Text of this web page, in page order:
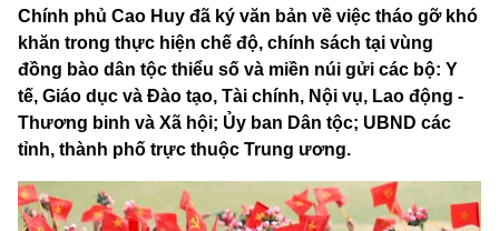
Chính phủ Cao Huy đã ký văn bản về việc tháo gỡ khó
khăn trong thực hiện chế độ, chính sách tại vùng
đồng bào dân tộc thiểu số và miền núi gửi các bộ: Y
tế, Giáo dục và Đào tạo, Tài chính, Nội vụ, Lao động -
Thương binh và Xã hội; Ủy ban Dân tộc; UBND các
tỉnh, thành phố trực thuộc Trung ương.